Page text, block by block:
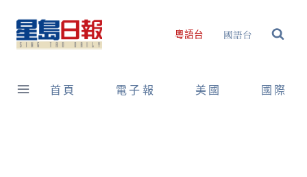
content
粵語台 國語台
首頁 電子報 美國 國際